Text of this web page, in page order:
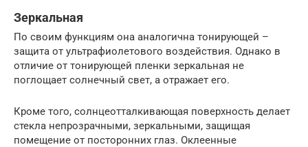
Зеркальная
По своим функциям она аналогична тонирующей –
защита от ультрафиолетового воздействия. Однако в
отличие от тонирующей пленки зеркальная не
поглощает солнечный свет, а отражает его.
Кроме того, солнцеотталкивающая поверхность делает
стекла непрозрачными, зеркальными, защищая
помещение от посторонних глаз. Оклеенные